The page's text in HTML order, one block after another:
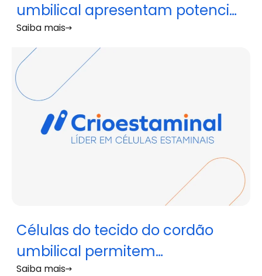
umbilical apresentam potencial
para o tratamento da doença
do enxerto contra o hospedeiro
resistente a corticosteroides
Saiba mais
Células do tecido do cordão
umbilical permitem
Saiba mais